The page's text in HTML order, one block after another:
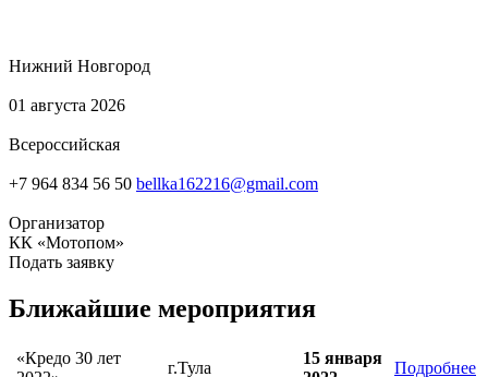
Нижний Новгород
01 августа 2026
Всероссийская
+7 964 834 56 50 bellka162216@gmail.com
Организатор
КК «Мотопом»
Подать заявку
Ближайшие мероприятия
«Кредо 30 лет
г.Тула
15 января
Подробнее